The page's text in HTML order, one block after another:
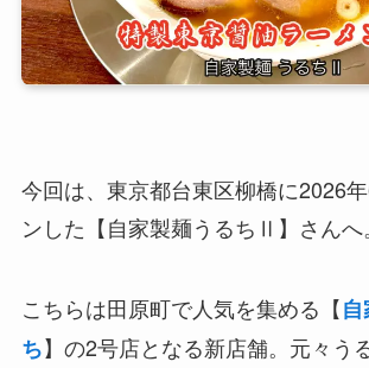
今回は、東京都台東区柳橋に2026
ンした【自家製麺うるちⅡ】さんへ。
こちらは田原町で人気を集める【
ち】の2号店となる新店舗。元々う